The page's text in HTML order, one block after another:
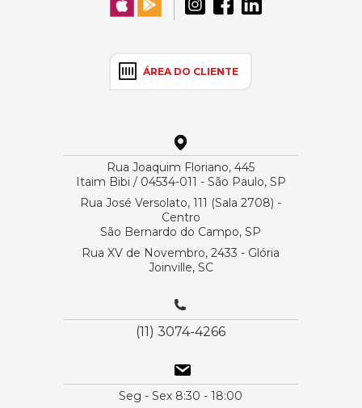
ÁREA DO CLIENTE
Rua Joaquim Floriano, 445
Itaim Bibi / 04534-011 - São Paulo, SP
Rua José Versolato, 111 (Sala 2708) -
Centro
São Bernardo do Campo, SP
Rua XV de Novembro, 2433 - Glória
Joinville, SC
(11) 3074-4266
Seg - Sex 8:30 - 18:00